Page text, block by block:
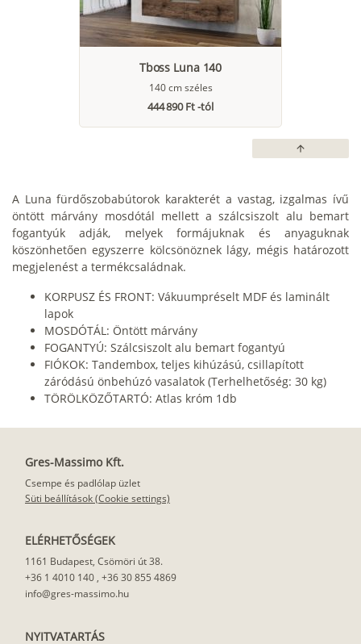
Tboss Luna 140
140 cm széles
444 890 Ft -tól
arrow_upward
A Luna fürdőszobabútorok karakterét a vastag, izgalmas ívű
öntött márvány mosdótál mellett a szálcsiszolt alu bemart
fogantyúk adják, melyek formájuknak és anyaguknak
köszönhetően egyszerre kölcsönöznek lágy, mégis határozott
megjelenést a termékcsaládnak.
KORPUSZ ÉS FRONT: Vákuumpréselt MDF és laminált
lapok
MOSDÓTÁL: Öntött márvány
FOGANTYÚ: Szálcsiszolt alu bemart fogantyú
FIÓKOK: Tandembox, teljes kihúzású, csillapított
záródású önbehúzó vasalatok (Terhelhetőség: 30 kg)
TÖRÖLKÖZŐTARTÓ: Atlas króm 1db
Gres-Massimo Kft.
Csempe és padlólap üzlet
Süti beállítások (Cookie settings)
ELÉRHETŐSÉGEK
1161 Budapest, Csömöri út 38.
+36 1 4010 140 , +36 30 855 4869
info@gres-massimo.hu
NYITVATARTÁS